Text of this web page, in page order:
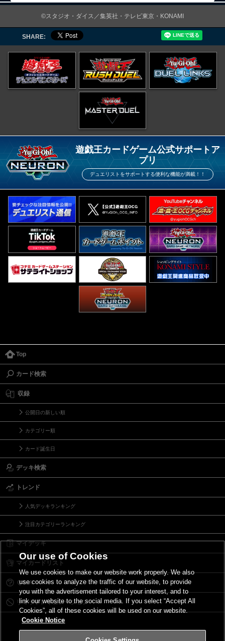
©スタジオ・ダイス／集英社・テレビ東京・KONAMI
SHARE:
遊戯王カードゲーム公式サポートア
プリ
デュエリストをサポートする便利な機能が満載！！
Top
カード検索
収録
公開日の新しい順
カテゴリー順
カード誕生日
デッキ検索
トレンド
人気デッキランキング
注目カテゴリーランキング
マイデッキ
マイカードリスト
Ｑ＆Ａ
リミットレギュレーション
Our use of Cookies
We use cookies to make our website work properly. We also
use cookies to analyze the traffic of our website, to provide
you with the advertisement tailored to your interest, and to
link our website to the social media. If you select “Accept All
Cookies”, all of these cookies will be used on our website.
Cookie Notice